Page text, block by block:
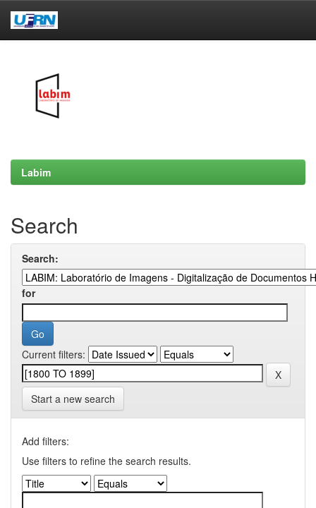
Labim
Search
Search:
for
Current filters:
Start a new search
Add filters:
Use filters to refine the search results.